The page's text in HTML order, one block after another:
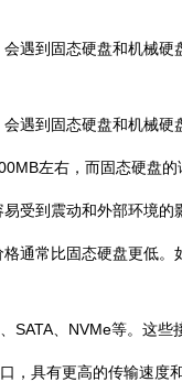
遇到固态硬盘和机械
遇到固态硬盘和机械
左右，而固态硬盘
受到震动和外部环境
通常比固态硬盘更低
SATA、NVMe等。这
，具有更高的传输速度